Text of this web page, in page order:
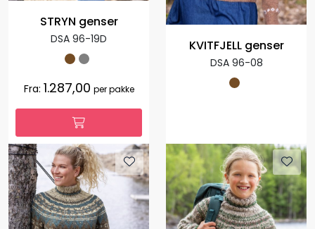
STRYN genser
DSA 96-19D
Fra: 1.287,00 per pakke
KVITFJELL genser
DSA 96-08